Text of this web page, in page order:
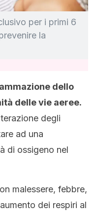
per i primi 6
la
dello
delle vie aeree.
degli
ad una
di ossigeno nel
malessere, febbre,
dei respiri al